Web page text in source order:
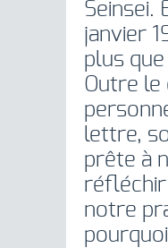
Seinsei.
janvier
plus que
Outre le
lettre,
prête à
réfléchir
notre